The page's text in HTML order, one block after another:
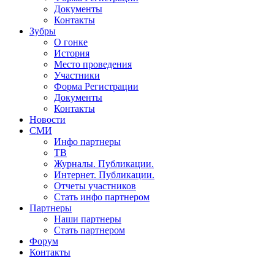
Документы
Контакты
Зубры
О гонке
История
Место проведения
Участники
Форма Регистрации
Документы
Контакты
Новости
СМИ
Инфо партнеры
ТВ
Журналы. Публикации.
Интернет. Публикации.
Отчеты участников
Стать инфо партнером
Партнеры
Наши партнеры
Стать партнером
Форум
Контакты